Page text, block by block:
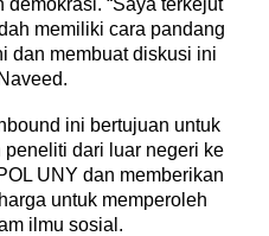
memiliki cara pandang
dan membuat diskusi ini
ini bertujuan untuk
dari luar negeri ke
UNY dan memberikan
untuk memperoleh
ilmu sosial.